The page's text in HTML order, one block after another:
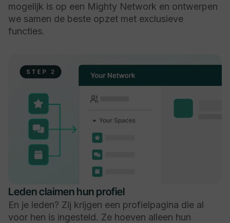
mogelijk is op een Mighty Network en ontwerpen
we samen de beste opzet met exclusieve
functies.
Leden claimen hun profiel
En je leden? Zij krijgen een profielpagina die al
voor hen is ingesteld. Ze hoeven alleen hun